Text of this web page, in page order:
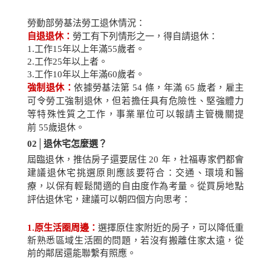
勞動部勞基法勞工退休情況：
自退退休： 勞工有下列情形之一，得自請退休：
1.工作15年以上年滿55歲者。
2.工作25年以上者。
3.工作10年以上年滿60歲者。
強制退休：依據勞基法第 54 條，年滿 65 歲者，雇主
可令勞工強制退休，但若擔任具有危險性、堅強體力
等特殊性質之工作，事業單位可以報請主管機關提
前 55歲退休。
02│ 退休宅怎麼選？
屆臨退休，推估房子還要居住 20 年，社福專家們都會
建議退休宅挑選原則應該要符合：交通、環境和醫
療，以保有輕鬆閒適的自由度作為考量。從買房地點
評估退休宅，建議可以朝四個方向思考：
1.原生活圈周邊：選擇原住家附近的房子，可以降低重
新熟悉區域生活圈的問題，若沒有搬離住家太遠，從
前的鄰居還能聯繫有照應。